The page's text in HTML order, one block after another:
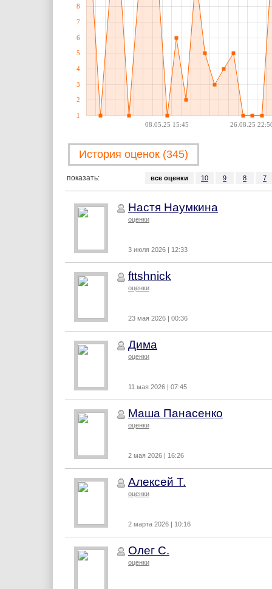
08.05.25 15:45 26.08.25
1
2
3
4
5
6
7
8
История оценок (345)
показать: все оценки 10 9 8 7
Настя Наумкина
оценки
3 июля 2026 | 12:33
fttshnick
оценки
23 мая 2026 | 00:36
Дима
оценки
11 мая 2026 | 07:45
Маша Панасенко
оценки
2 мая 2026 | 16:26
Алексей Т.
оценки
2 марта 2026 | 10:16
Олег С.
оценки